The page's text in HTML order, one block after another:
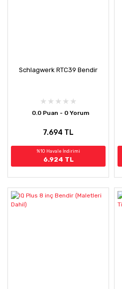
Schlagwerk RTC39 Bendir
0.0 Puan - 0 Yorum
7.694 TL
%10 Havale İndirimi
6.924 TL